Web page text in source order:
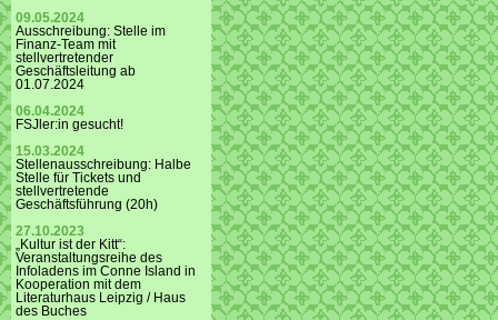
09.05.2024
Ausschreibung: Stelle im
Finanz-Team mit
stellvertretender
Geschäftsleitung ab
01.07.2024
06.04.2024
FSJler:in gesucht!
15.03.2024
Stellenausschreibung: Halbe
Stelle für Tickets und
stellvertretende
Geschäftsführung (20h)
27.10.2023
„Kultur ist der Kitt“:
Veranstaltungsreihe des
Infoladens im Conne Island in
Kooperation mit dem
Literaturhaus Leipzig / Haus
des Buches